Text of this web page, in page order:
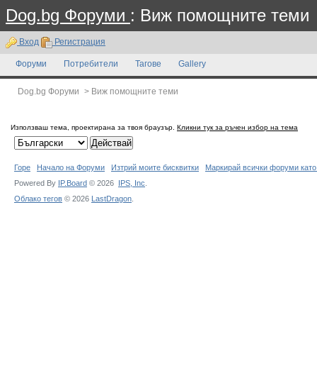
Dog.bg Форуми : Виж помощните теми
Вход Регистрация
Форуми Потребители Тагове Gallery
Dog.bg Форуми > Виж помощните теми
Използваш тема, проектирана за твоя браузър. Кликни тук за ръчен избор на тема
Горе Начало на Форуми Изтрий моите бисквитки
Маркирай всички форуми
Powered By IP.Board © 2026 IPS, Inc
Облако тегов © 2026 LastDragon